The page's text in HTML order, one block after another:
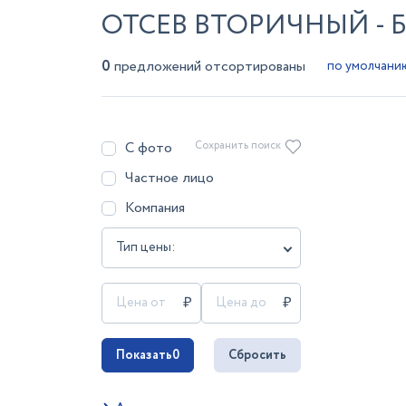
ОТСЕВ ВТОРИЧНЫЙ -
0 предложений отсортированы
С фото
Частное лицо
Компания
Тип цены:
Сохранить поиск
Показать0 Сбросить